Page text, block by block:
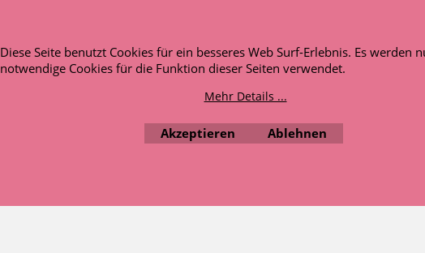
WebShop erstellt mit ShopFactory Shop Software.
Diese Seite benutzt Cookies für ein besseres Web Surf-Erlebnis. Es werden
notwendige Cookies für die Funktion dieser Seiten verwendet.
Mehr Details ...
Akzeptieren Ablehnen